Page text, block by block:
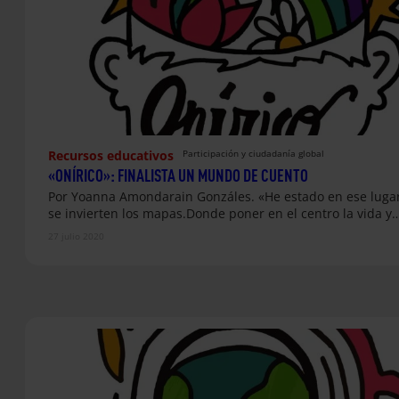
Recursos educativos Participación y ciudadanía global
«ONÍRICO»: FINALISTA UN MUNDO DE CUENTO
Por Yoanna Amondarain Gonzáles. «He estado en ese
se invierten los mapas.Donde poner en el centro la vida